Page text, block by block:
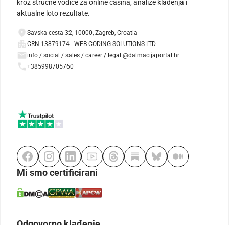
kroz stručne vodiče za online casina, analize klađenja i
aktualne loto rezultate.
Savska cesta 32, 10000, Zagreb, Croatia
CRN 13879174 | WEB CODING SOLUTIONS LTD
info / social / sales / career / legal @dalmacijaportal.hr
+385998705760
Mi smo certificirani